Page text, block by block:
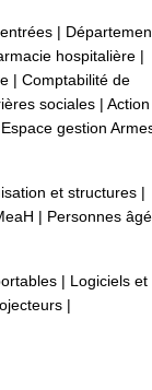
hospitalière
Comptabilité de
sociales
Action
Espace gestion
et structures
Personnes
Logiciels et